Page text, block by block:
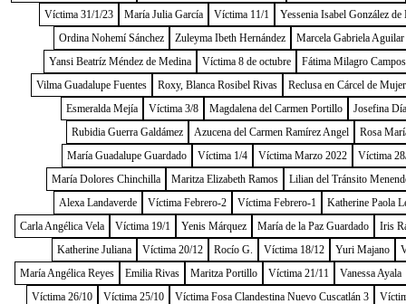
Víctima 31/1/23
María Julia García Víctima 11/1
Yessenia Isabel González
Ordina Nohemí Sánchez
Zuleyma Ibeth Hernández
Marcela Gabriela Aguilar
Yansi Beatríz Méndez de Medina
Víctima 8 de octubre
Fátima Milagro Campos
Vilma Guadalupe Fuentes
Roxy, Blanca Rosibel Rivas
Reclusa en Cárcel de
Esmeralda Mejía
Víctima 3/8 Magdalena del Carmen Portillo
Josefina
Rubidia Guerra Galdámez
Azucena del Carmen Ramírez Angel
Rosa
María Guadalupe Guardado
Víctima 1/4 Víctima Marzo 2022
Víctima
María Dolores Chinchilla
Maritza Elizabeth Ramos
Lilian del Tránsito
Alexa Landaverde
Víctima Febrero-2 Víctima Febrero-1
Katherine Paola
Carla Angélica Vela
Víctima 19/1 Yenis Márquez María de la Paz Guardado
Iris
Katherine Juliana
Víctima 20/12 Rocío G. Víctima 18/12 Yuri Majano
María Angélica Reyes
Emilia Rivas Maritza Portillo Víctima 21/11
Vanessa Ayala
Víctima 26/10
Víctima 25/10 Víctima Fosa Clandestina Nuevo Cuscatlán 3